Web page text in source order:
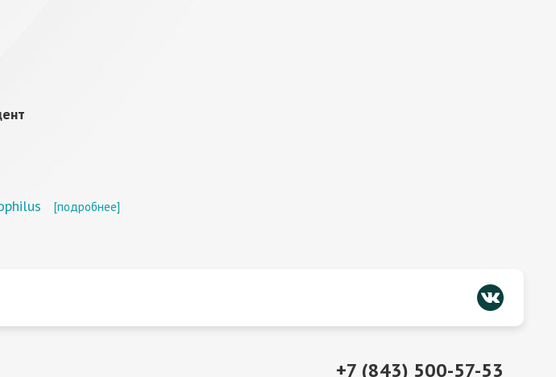
[подробнее]
+7 (843) 500-57-53